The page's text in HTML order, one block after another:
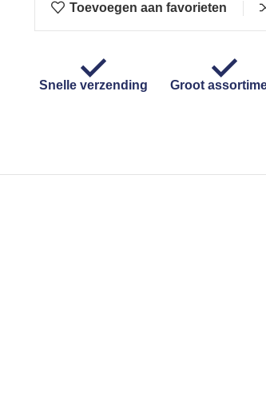
Toevoegen aan favorieten
Snelle verzending Groot